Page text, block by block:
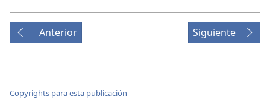
Anterior Siguiente
Copyrights para esta publicación